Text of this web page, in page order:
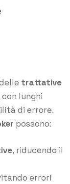
trattative
con lunghi
di errore.
possono:
, riducendo il
errori